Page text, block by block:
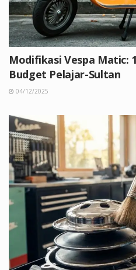
Modifikasi Vespa Matic:
Budget Pelajar-Sultan
04/12/2025